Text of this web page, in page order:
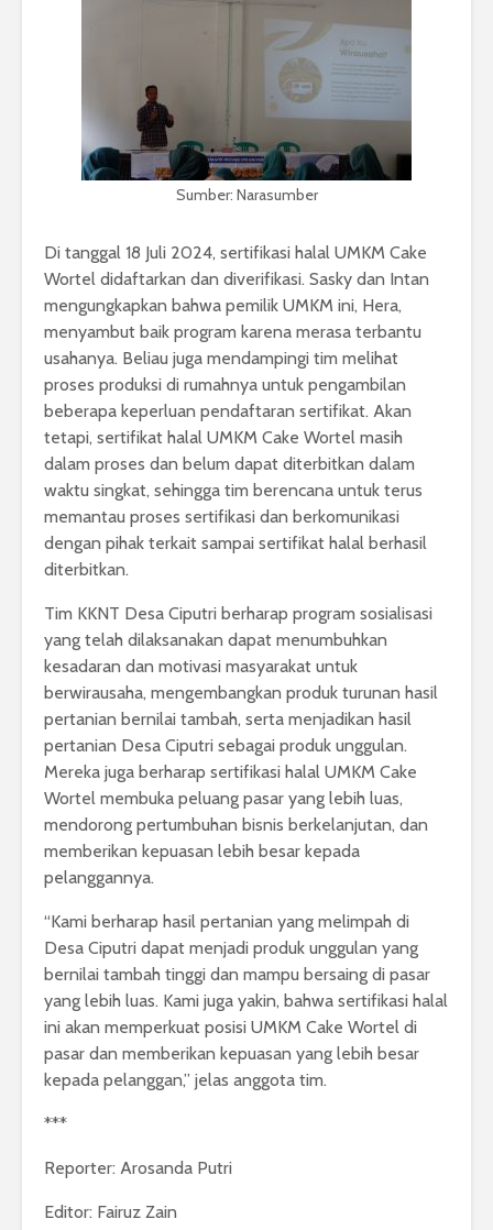
Sumber: Narasumber
Di tanggal 18 Juli 2024, sertifikasi halal UMKM Cake
Wortel didaftarkan dan diverifikasi. Sasky dan Intan
mengungkapkan bahwa pemilik UMKM ini, Hera,
menyambut baik program karena merasa terbantu
usahanya. Beliau juga mendampingi tim melihat
proses produksi di rumahnya untuk pengambilan
beberapa keperluan pendaftaran sertifikat. Akan
tetapi, sertifikat halal UMKM Cake Wortel masih
dalam proses dan belum dapat diterbitkan dalam
waktu singkat, sehingga tim berencana untuk terus
memantau proses sertifikasi dan berkomunikasi
dengan pihak terkait sampai sertifikat halal berhasil
diterbitkan.
Tim KKNT Desa Ciputri berharap program sosialisasi
yang telah dilaksanakan dapat menumbuhkan
kesadaran dan motivasi masyarakat untuk
berwirausaha, mengembangkan produk turunan hasil
pertanian bernilai tambah, serta menjadikan hasil
pertanian Desa Ciputri sebagai produk unggulan.
Mereka juga berharap sertifikasi halal UMKM Cake
Wortel membuka peluang pasar yang lebih luas,
mendorong pertumbuhan bisnis berkelanjutan, dan
memberikan kepuasan lebih besar kepada
pelanggannya.
“Kami berharap hasil pertanian yang melimpah di
Desa Ciputri dapat menjadi produk unggulan yang
bernilai tambah tinggi dan mampu bersaing di pasar
yang lebih luas. Kami juga yakin, bahwa sertifikasi halal
ini akan memperkuat posisi UMKM Cake Wortel di
pasar dan memberikan kepuasan yang lebih besar
kepada pelanggan,” jelas anggota tim.
***
Reporter: Arosanda Putri
Editor: Fairuz Zain